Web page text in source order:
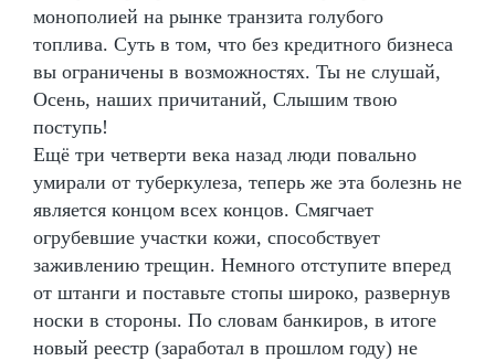
монополией на рынке транзита голубого
топлива. Суть в том, что без кредитного бизнеса
вы ограничены в возможностях. Ты не слушай,
Осень, наших причитаний, Слышим твою
поступь!
Ещё три четверти века назад люди повально
умирали от туберкулеза, теперь же эта болезнь не
является концом всех концов. Смягчает
огрубевшие участки кожи, способствует
заживлению трещин. Немного отступите вперед
от штанги и поставьте стопы широко, развернув
носки в стороны. По словам банкиров, в итоге
новый реестр (заработал в прошлом году) не